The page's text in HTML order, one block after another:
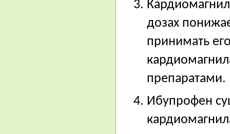
дозах
принимать
препаратами.
Ибупрофен